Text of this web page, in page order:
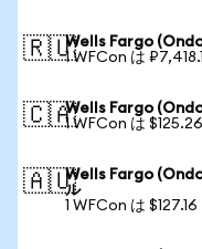
🇷🇺Wells Fargo
1 WFCon は
🇨🇦Wells Fargo
1 WFCon は
🇦🇺Wells Fargo
ル
1 WFCon は $127.16